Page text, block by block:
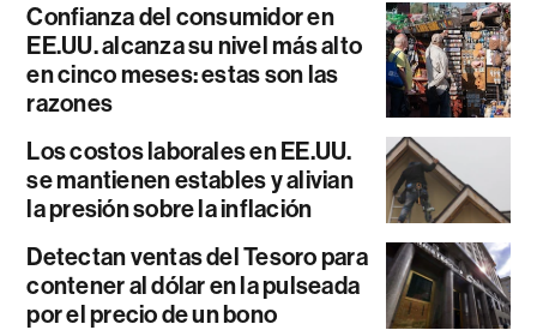
Confianza del consumidor en
EE.UU. alcanza su nivel más alto
en cinco meses: estas son las
razones
Los costos laborales en EE.UU.
se mantienen estables y alivian
la presión sobre la inflación
Detectan ventas del Tesoro para
contener al dólar en la pulseada
por el precio de un bono